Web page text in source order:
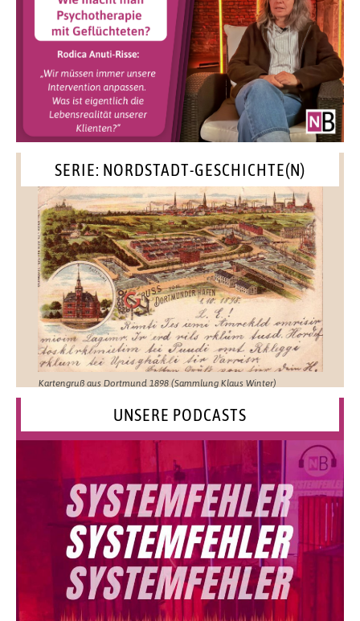
SERIE: NORDSTADT-GESCHICHTE(N)
Kartengruß aus Dortmund 1898 (Sammlung Klaus Winter)
UNSERE PODCASTS